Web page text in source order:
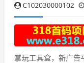
C102030000102
掌玩工具盒，新广